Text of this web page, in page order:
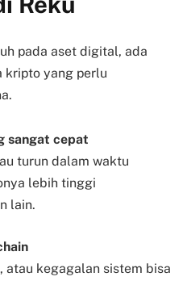
pada aset digital, ada
kripto yang perlu
sangat cepat
turun dalam waktu
lebih tinggi
lain.
atau kegagalan sistem bisa